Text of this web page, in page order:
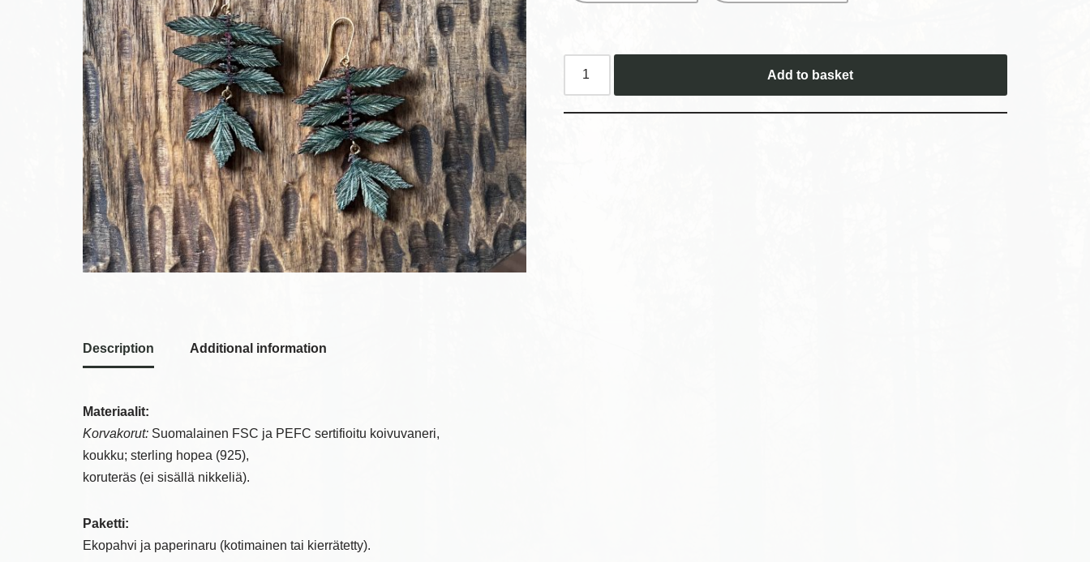
Add to basket
Description Additional information
Materiaalit:
Korvakorut: Suomalainen FSC ja PEFC sertifioitu koivuvaneri,
koukku; sterling hopea (925),
koruteräs (ei sisällä nikkeliä).
Paketti:
Ekopahvi ja paperinaru (kotimainen tai kierrätetty).